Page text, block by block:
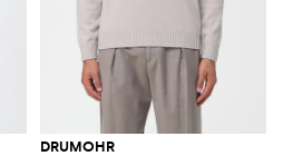
DRUMOHR